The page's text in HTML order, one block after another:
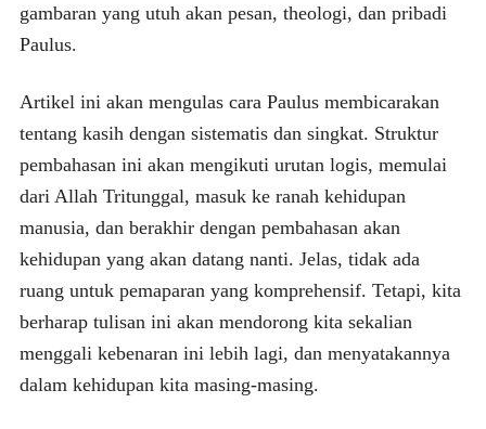
gambaran yang utuh akan pesan, theologi, dan pribadi
Paulus.
Artikel ini akan mengulas cara Paulus membicarakan
tentang kasih dengan sistematis dan singkat. Struktur
pembahasan ini akan mengikuti urutan logis, memulai
dari Allah Tritunggal, masuk ke ranah kehidupan
manusia, dan berakhir dengan pembahasan akan
kehidupan yang akan datang nanti. Jelas, tidak ada
ruang untuk pemaparan yang komprehensif. Tetapi, kita
berharap tulisan ini akan mendorong kita sekalian
menggali kebenaran ini lebih lagi, dan menyatakannya
dalam kehidupan kita masing-masing.